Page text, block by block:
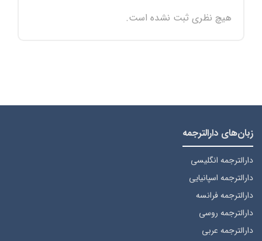
هیچ نظری ثبت نشده است.
زبان‌های دارالترجمه
دارالترجمه انگلیسی
دارالترجمه اسپانیایی
دارالترجمه فرانسه
دارالترجمه روسی
دارالترجمه عربی